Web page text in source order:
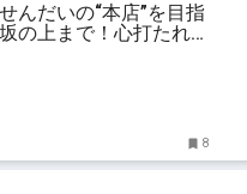
んだいの“本店”を目指
の上まで！心打たれる
8